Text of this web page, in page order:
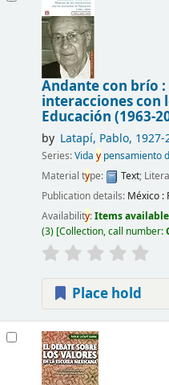
Andante con brío
interacciones con
Educación (1963-
by Latapí, Pablo, 1927-
Series:Vida ypensamiento
Material type: Text;
Publication details: México :
Availability:Items
(3) Collection, call number:
Place hold